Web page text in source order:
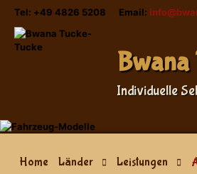
Tel: +49 4826 5208 Email:
Bwana
Individuelle
Home Länder Leistungen